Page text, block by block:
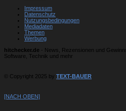
Impressum
Datenschutz
Nutzungsbedingungen
Mediadaten
Themen
Werbung
hitchecker.de - News, Rezensionen und
Software, Technik und mehr
© Copyright 2025 by TEXT-BAUER
[NACH OBEN]